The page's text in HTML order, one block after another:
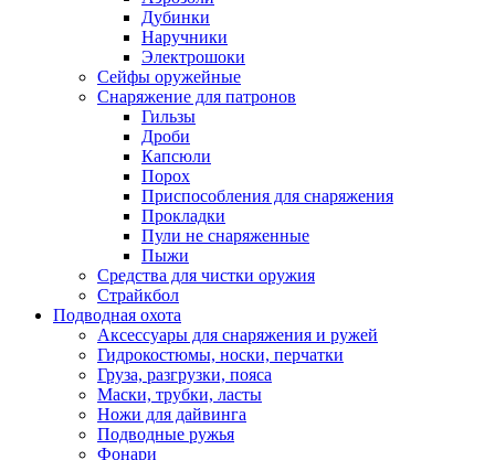
Дубинки
Наручники
Электрошоки
Сейфы оружейные
Снаряжение для патронов
Гильзы
Дроби
Капсюли
Порох
Приспособления для снаряжения
Прокладки
Пули не снаряженные
Пыжи
Средства для чистки оружия
Страйкбол
Подводная охота
Аксессуары для снаряжения и ружей
Гидрокостюмы, носки, перчатки
Груза, разгрузки, пояса
Маски, трубки, ласты
Ножи для дайвинга
Подводные ружья
Фонари